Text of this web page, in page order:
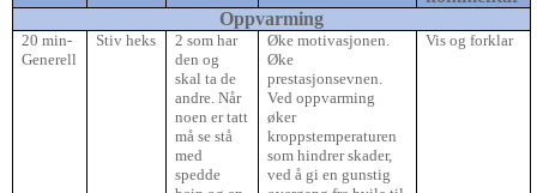
Oppvarming
20 min-
Generell
Stiv heks
2 som har
den og
skal ta de
andre. Når
noen er tatt
må se stå
med
spedde
Øke motivasjonen.
Øke
prestasjonsevnen.
Ved oppvarming
øker
kroppstemperaturen
som hindrer skader,
ved å gi en gunstig
Vis og forklar